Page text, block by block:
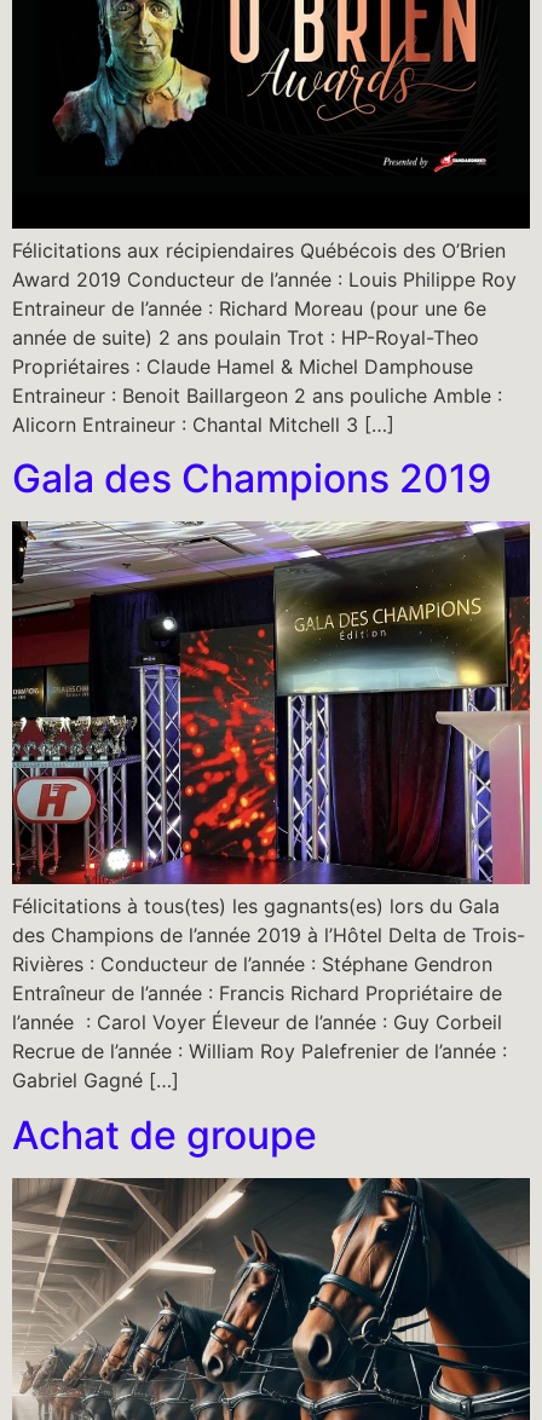
Félicitations aux récipiendaires Québécois des O’Brien
Award 2019 Conducteur de l’année : Louis Philippe Roy
Entraineur de l’année : Richard Moreau (pour une 6e
année de suite) 2 ans poulain Trot : HP-Royal-Theo
Propriétaires : Claude Hamel & Michel Damphouse
Entraineur : Benoit Baillargeon 2 ans pouliche Amble :
Alicorn Entraineur : Chantal Mitchell 3 […]
Gala des Champions 2019
Félicitations à tous(tes) les gagnants(es) lors du Gala
des Champions de l’année 2019 à l’Hôtel Delta de Trois-
Rivières : Conducteur de l’année : Stéphane Gendron
Entraîneur de l’année : Francis Richard Propriétaire de
l’année : Carol Voyer Éleveur de l’année : Guy Corbeil
Recrue de l’année : William Roy Palefrenier de l’année :
Gabriel Gagné […]
Achat de groupe